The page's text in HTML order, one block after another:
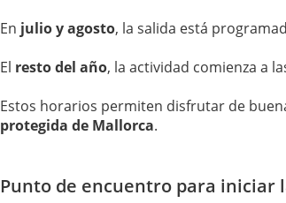
En julio y agosto, la salida está
El resto del año, la actividad comienza a
Estos horarios permiten disfrutar de
protegida de Mallorca.
Punto de encuentro para iniciar